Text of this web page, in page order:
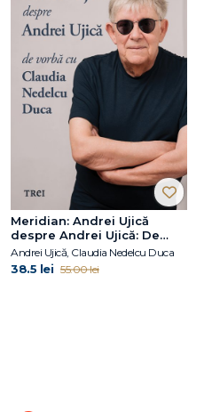
Meridian: Andrei Ujică
despre Andrei Ujică: De
vorbă cu Claudia Nedelcu
Duca
Andrei Ujică, Claudia Nedelcu Duca
38.5 lei 55.00 lei